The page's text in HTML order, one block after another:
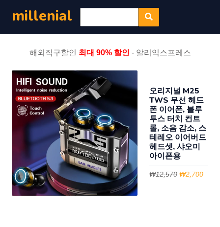
millenial
해외직구할인 최대 90% 할인 - 알리익스프레스
오리지널 M25
TWS 무선 헤드
폰 이어폰, 블루
투스 터치 컨트
롤, 소음 감소, 스
테레오 이어버드
헤드셋, 샤오미
아이폰용
₩12,570 ₩2,700